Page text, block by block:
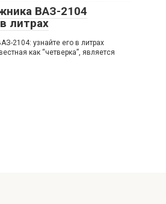
ВАЗ-2104
литрах
2104: узнайте его в литрах
как “четверка”, является